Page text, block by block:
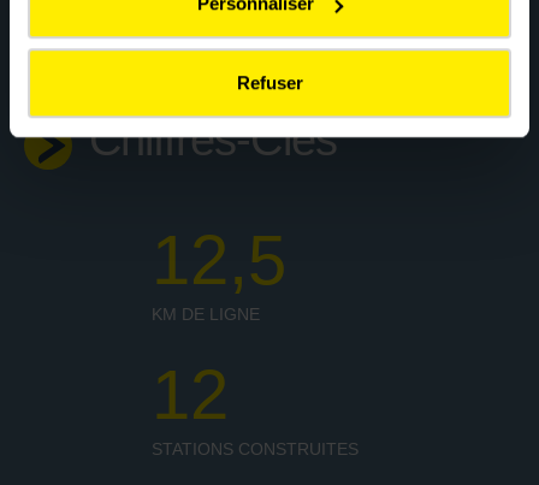
Refuser
Chiffres-Clés
12,5
KM DE LIGNE
12
STATIONS CONSTRUITES